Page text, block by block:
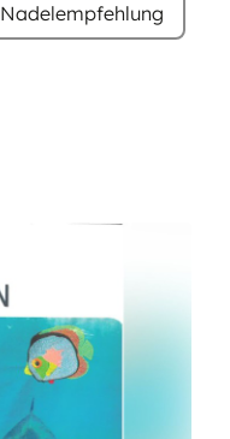
Nadelempfehlung